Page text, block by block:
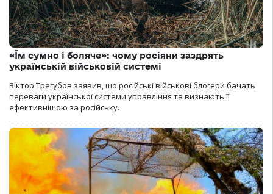
«Їм сумно і боляче»: чому росіяни заздрять
українській військовій системі
Віктор Трегубов заявив, що російські військові блогери бачать
переваги української системи управління та визнають її
ефективнішою за російську.